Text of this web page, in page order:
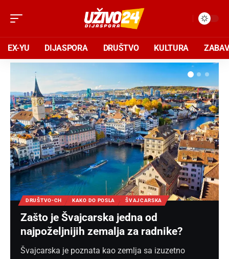
EX-YU DIJASPORA DRUŠTVO KULTURA
DRUŠTVO-CH KAKO DO POSLA ŠVAJCARSKA
Zašto je Švajcarska jedna od
najpoželjnijih zemalja za radnike?
Švajcarska je poznata kao zemlja sa izuzetno